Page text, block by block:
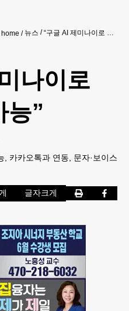
home 뉴스 “구글 AI 제미나이로 카톡 사용 가능”
나이로
능”
카카오톡과 연동, 문자·보이스
글자크게